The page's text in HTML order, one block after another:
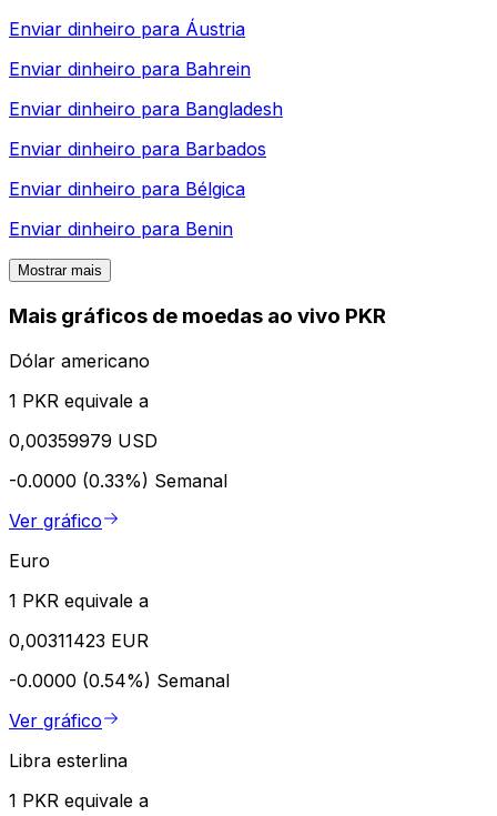
Enviar dinheiro para Áustria
Enviar dinheiro para Bahrein
Enviar dinheiro para Bangladesh
Enviar dinheiro para Barbados
Enviar dinheiro para Bélgica
Enviar dinheiro para Benin
Mostrar mais
Mais gráficos de moedas ao vivo PKR
Dólar americano
1 PKR equivale a
0,00359979 USD
-0.0000 (0.33%) Semanal
Ver gráfico
Euro
1 PKR equivale a
0,00311423 EUR
-0.0000 (0.54%) Semanal
Ver gráfico
Libra esterlina
1 PKR equivale a